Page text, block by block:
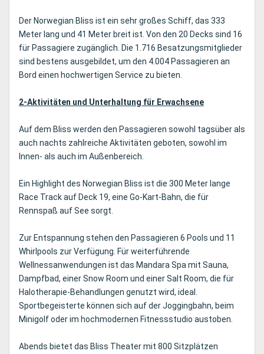
Der Norwegian Bliss ist ein sehr großes Schiff, das 333
Meter lang und 41 Meter breit ist. Von den 20 Decks sind 16
für Passagiere zugänglich. Die 1.716 Besatzungsmitglieder
sind bestens ausgebildet, um den 4.004 Passagieren an
Bord einen hochwertigen Service zu bieten.
2-Aktivitäten und Unterhaltung für Erwachsene
Auf dem Bliss werden den Passagieren sowohl tagsüber als
auch nachts zahlreiche Aktivitäten geboten, sowohl im
Innen- als auch im Außenbereich.
Ein Highlight des Norwegian Bliss ist die 300 Meter lange
Race Track auf Deck 19, eine Go-Kart-Bahn, die für
Rennspaß auf See sorgt.
Zur Entspannung stehen den Passagieren 6 Pools und 11
Whirlpools zur Verfügung. Für weiterführende
Wellnessanwendungen ist das Mandara Spa mit Sauna,
Dampfbad, einer Snow Room und einer Salt Room, die für
Halotherapie-Behandlungen genutzt wird, ideal.
Sportbegeisterte können sich auf der Joggingbahn, beim
Minigolf oder im hochmodernen Fitnessstudio austoben.
Abends bietet das Bliss Theater mit 800 Sitzplätzen